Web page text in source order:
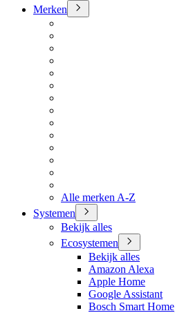
Merken
Alle merken A-Z
Systemen
Bekijk alles
Ecosystemen
Bekijk alles
Amazon Alexa
Apple Home
Google Assistant
Bosch Smart Home